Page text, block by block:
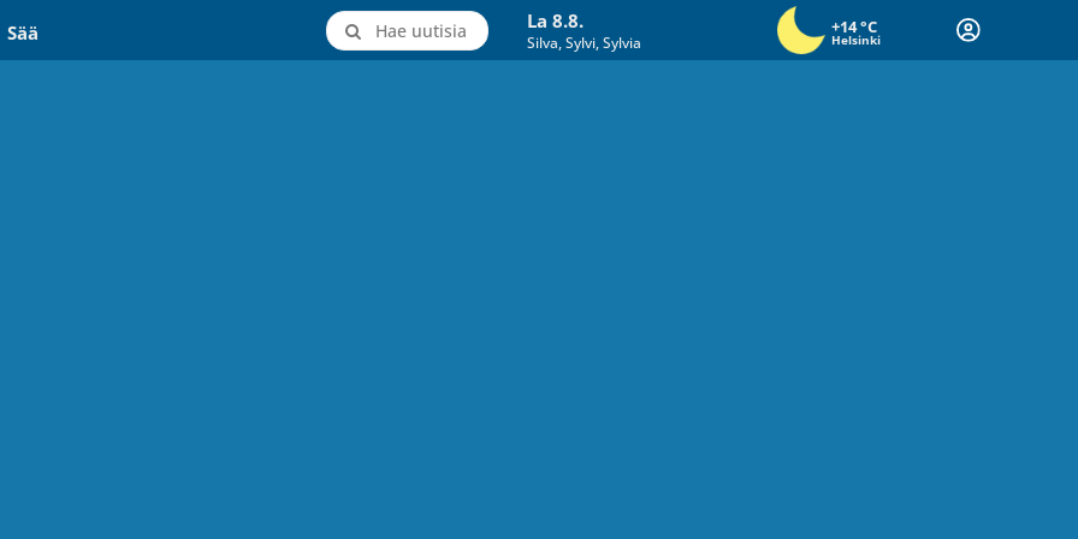
Sää Hae uutisia La 8.8.
Silva, Sylvi, Sylvia
+14°C
Helsinki